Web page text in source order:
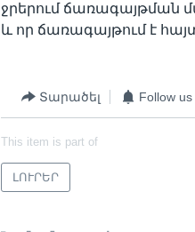
ջրերում ճառագայթման
և որ ճառագայթում է
Տարածել Follow us
This item is part of
ԼՈՒՐԵՐ